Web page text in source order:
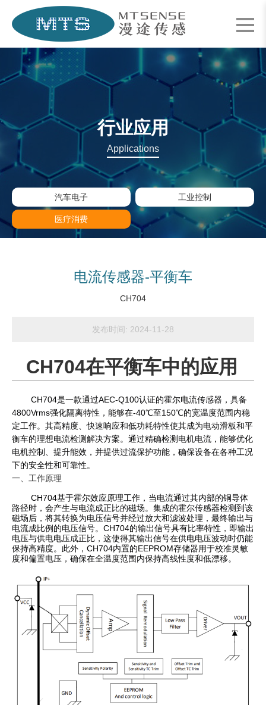
行业应用
Applications
汽车电子 工业控制
医疗消费
电流传感器-平衡车
CH704
发布时间: 2024-11-28
CH704在平衡车中的应用
CH704是一款通过AEC-Q100认证的霍尔电流传感器，具备
4800Vrms强化隔离特性，能够在-40℃至150℃的宽温度范围内稳
定工作。其高精度、快速响应和低功耗特性使其成为电动滑板和平
衡车的理想电流检测解决方案。通过精确检测电机电流，能够优化
电机控制、提升能效，并提供过流保护功能，确保设备在各种工况
下的安全性和可靠性。
一、工作原理
CH704基于霍尔效应原理工作，当电流通过其内部的铜导体
路径时，会产生与电流成正比的磁场。集成的霍尔传感器检测到该
磁场后，将其转换为电压信号并经过放大和滤波处理，最终输出与
电流成比例的电压信号。 CH704的输出信号具有比率特性，即输出
电压与供电电压成正比，这使得其输出信号在供电电压波动时仍能
保持高精度。此外，CH704内置的EEPROM存储器用于校准灵敏
度和偏置电压，确保在全温度范围内保持高线性度和低漂移。